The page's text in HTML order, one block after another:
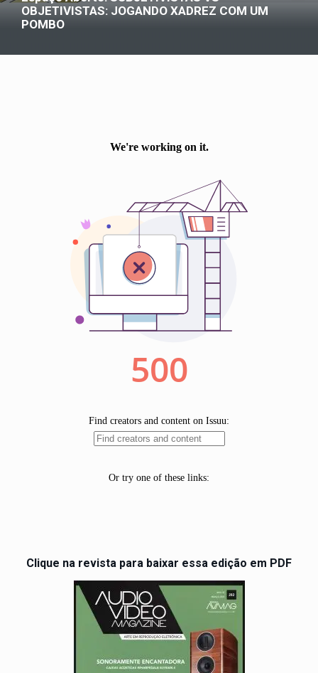
OBJETIVISTAS: JOGANDO XADREZ COM UM
POMBO
Clique na revista para baixar essa edição em PDF